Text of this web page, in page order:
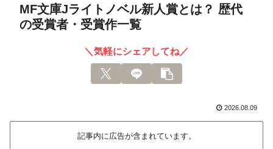
MF文庫Jライトノベル新人賞とは？ 歴代
の受賞者・受賞作一覧
＼気軽にシェアしてね／
2026.08.09
記事内に広告が含まれています。